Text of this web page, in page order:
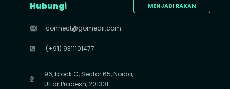
MENJADI RAKAN
Hubungi
connect@gomedii.com
(+91) 9311101477
96, block C, Sector 65, Noida,
Uttar Pradesh, 201301